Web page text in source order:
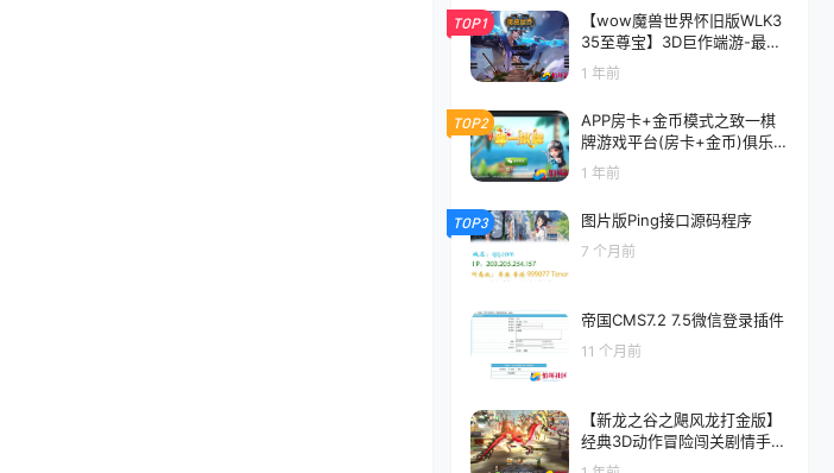
TOP1
【wow魔兽世界怀旧版WLK3
35至尊宝】3D巨作端游-最新
整理打包Win服务端源码视频
架设教程-网页注册-GM指令
1 年前
TOP2
APP房卡+金币模式之致一棋
牌游戏平台(房卡+金币)俱乐部
一体程序
1 年前
TOP3 图片版Ping接口源码程序
7 个月前
帝国CMS7.2 7.5微信登录插件
11 个月前
【新龙之谷之飓风龙打金版】
经典3D动作冒险闯关剧情手
游-最新打包linux源码详细架